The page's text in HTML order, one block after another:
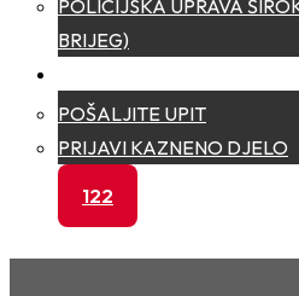
POLICIJSKA UPRAVA
BRIJEG)
POŠALJITE UPIT
PRIJAVI KAZNENO DJELO
122